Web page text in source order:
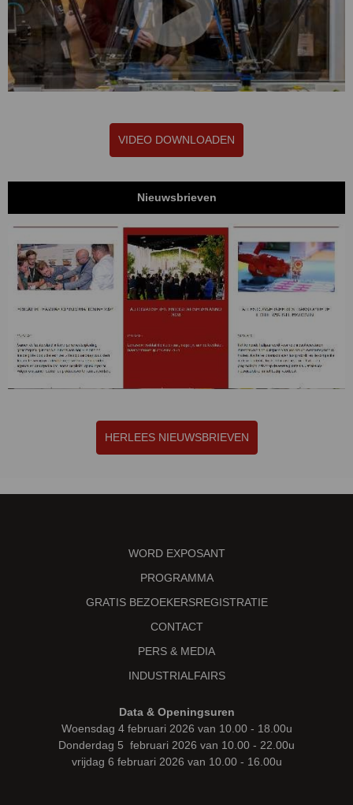
VIDEO DOWNLOADEN
Nieuwsbrieven
HERLEES NIEUWSBRIEVEN
WORD EXPOSANT
PROGRAMMA
GRATIS BEZOEKERSREGISTRATIE
CONTACT
PERS & MEDIA
INDUSTRIALFAIRS
Data & Openingsuren
Woensdag 4 februari 2026 van 10.00 - 18.00u
Donderdag 5 februari 2026 van 10.00 - 22.00u
vrijdag 6 februari 2026 van 10.00 - 16.00u